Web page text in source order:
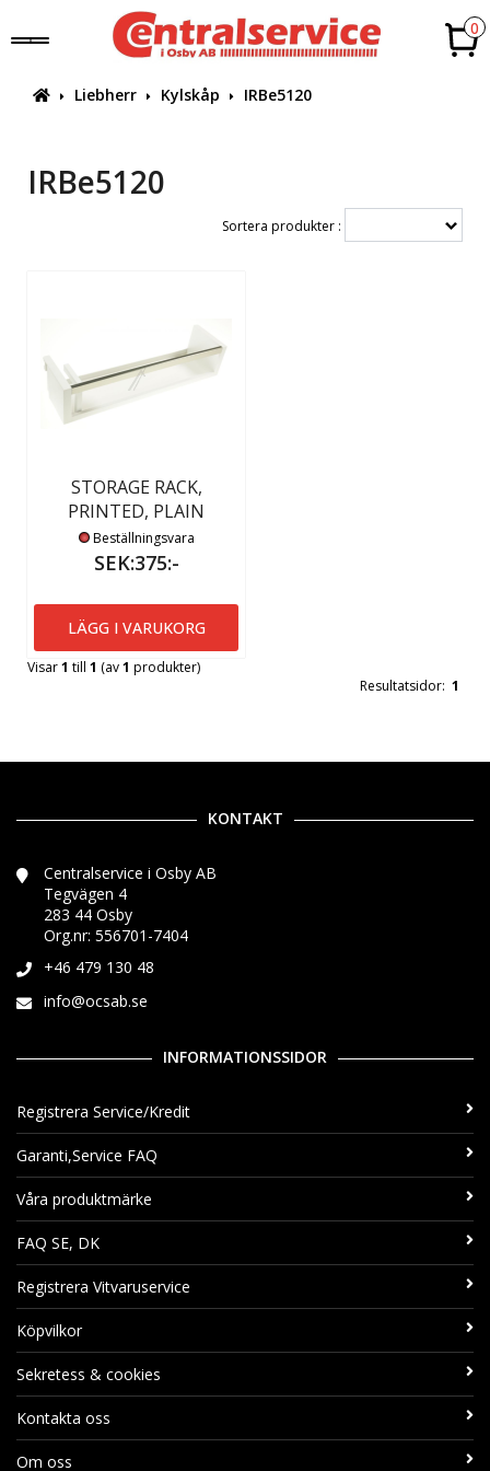
0
Liebherr Kylskåp IRBe5120
IRBe5120
Sortera produkter :
STORAGE RACK,
PRINTED, PLAIN
Beställningsvara
SEK:375:-
LÄGG I VARUKORG
Visar1 till 1 (av1 produkter)
Resultatsidor: 1
KONTAKT
Centralservice i Osby AB
Tegvägen 4
283 44 Osby
Org.nr: 556701-7404
+46 479 130 48
info@ocsab.se
INFORMATIONSSIDOR
Registrera Service/Kredit
Garanti,Service FAQ
Våra produktmärke
FAQ SE, DK
Registrera Vitvaruservice
Köpvilkor
Sekretess & cookies
Kontakta oss
Om oss